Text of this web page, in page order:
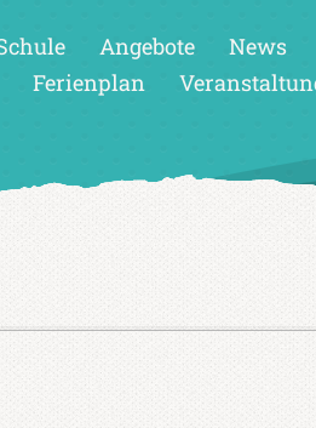
Angebote News
Ferienplan